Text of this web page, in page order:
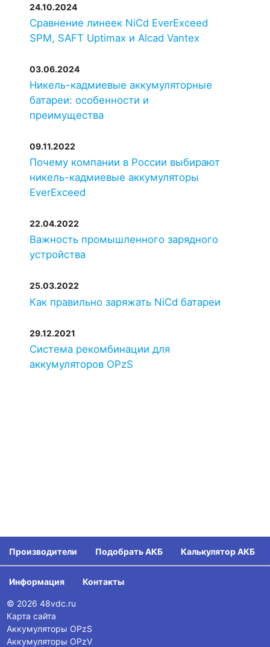
24.10.2024
Сравнение линеек NiCd EverExceed
SPM, SAFT Uptimax и Alcad Vantex
03.06.2024
Никель-кадмиевые аккумуляторные
батареи: особенности и
преимущества
09.11.2022
Почему компании в России выбирают
никель-кадмиевые аккумуляторы
EverExceed
22.04.2022
Важность промышленного зарядного
устройства
25.03.2022
Как правильно заряжать NiCd батареи
29.12.2021
Система рекомбинации для
аккумуляторов OPzS
Производители Подобрать АКБ Калькулятор АКБ
Информация Контакты
© 2026 48vdc.ru
Карта сайта
Аккумуляторы OPzS
Аккумуляторы OPzV